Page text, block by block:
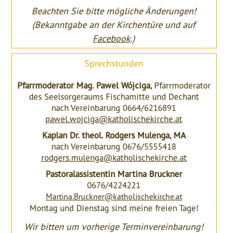
Beachten Sie bitte mögliche Änderungen!
(Bekanntgabe an der Kirchentüre und auf
Facebook.)
Sprechstunden
Pfarrmoderator Mag. Pawel Wójciga, Pfarrmoderator
des Seelsorgeraums Fischamitte und Dechant
nach Vereinbarung 0664/6216891
pawel.wojciga@katholischekirche.at
Kaplan Dr. theol. Rodgers Mulenga, MA
nach Vereinbarung 0676/5555418
rodgers.mulenga@katholischekirche.at
Pastoralassistentin Martina Bruckner
0676/4224221
Martina.Bruckner@katholischekirche.at
Montag und Dienstag sind meine freien Tage!
Wir bitten um vorherige Terminvereinbarung!